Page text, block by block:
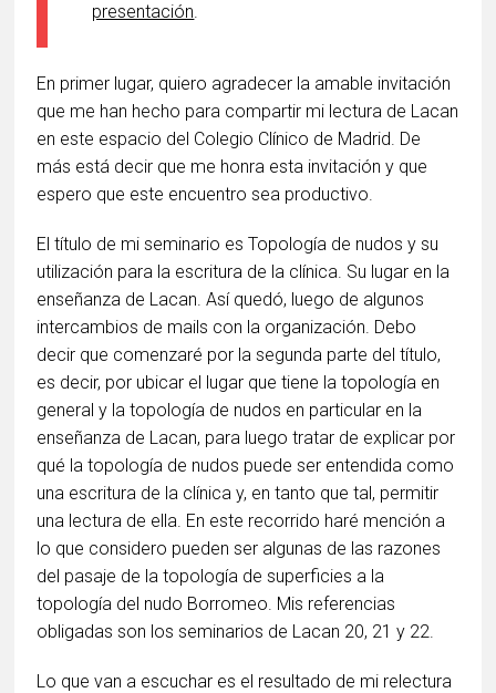
presentación.
En primer lugar, quiero agradecer la amable invitación
que me han hecho para compartir mi lectura de Lacan
en este espacio del Colegio Clínico de Madrid. De
más está decir que me honra esta invitación y que
espero que este encuentro sea productivo.
El título de mi seminario es Topología de nudos y su
utilización para la escritura de la clínica. Su lugar en la
enseñanza de Lacan. Así quedó, luego de algunos
intercambios de mails con la organización. Debo
decir que comenzaré por la segunda parte del título,
es decir, por ubicar el lugar que tiene la topología en
general y la topología de nudos en particular en la
enseñanza de Lacan, para luego tratar de explicar por
qué la topología de nudos puede ser entendida como
una escritura de la clínica y, en tanto que tal, permitir
una lectura de ella. En este recorrido haré mención a
lo que considero pueden ser algunas de las razones
del pasaje de la topología de superficies a la
topología del nudo Borromeo. Mis referencias
obligadas son los seminarios de Lacan 20, 21 y 22.
Lo que van a escuchar es el resultado de mi relectura